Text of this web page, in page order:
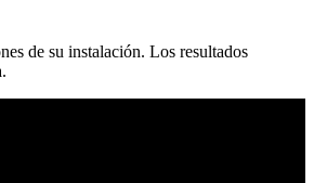
de su instalación. Los resultados